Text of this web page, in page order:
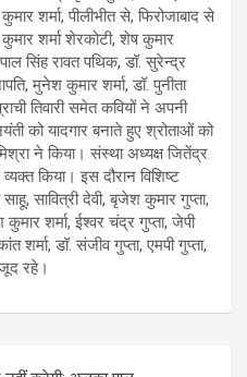
शर्मा, पीलीभीत से, फिरोजाबाद से
शर्मा शेरकोटी, शेष कुमार
सिंह रावत पथिक, डॉ. सुरेन्द्र
मुनेश कुमार शर्मा, डॉ. पुनीता
तिवारी समेत कवियों ने अपनी
को यादगार बनाते हुए श्रोताओं को
ने किया। संस्था अध्यक्ष जितेंद्र
किया। इस दौरान विशिष्ट
सावित्री देवी, बृजेश कुमार गुप्ता,
शर्मा, ईश्वर चंद्र गुप्ता, जेपी
शर्मा, डॉ. संजीव गुप्ता, एमपी गुप्ता,
रहे।